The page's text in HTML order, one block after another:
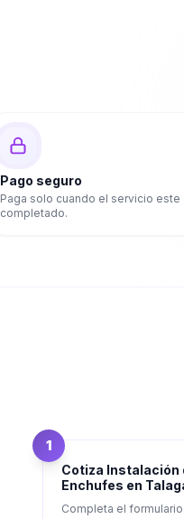
Pago seguro
Paga solo cuando el servicio este
completado.
1
Cotiza Instalación
Enchufes en
Completa el